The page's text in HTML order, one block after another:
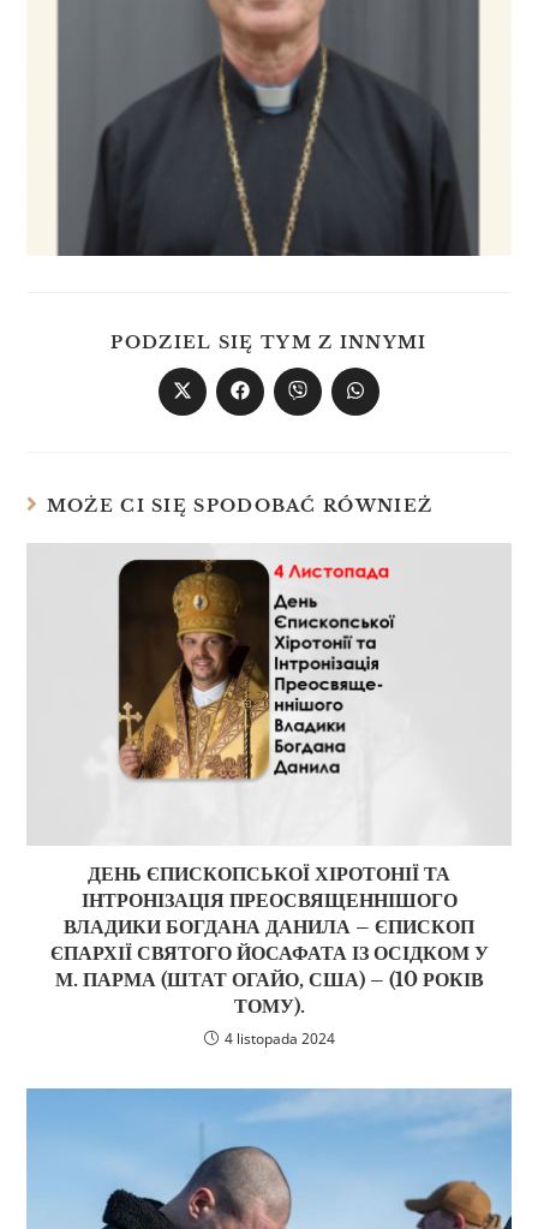
PODZIEL SIĘ TYM Z INNYMI
MOŻE CI SIĘ SPODOBAĆ RÓWNIEŻ
ДЕНЬ ЄПИСКОПСЬКОЇ ХІРОТОНІЇ ТА
ІНТРОНІЗАЦІЯ ПРЕОСВЯЩЕННІШОГО
ВЛАДИКИ БОГДАНА ДАНИЛА – ЄПИСКОП
ЄПАРХІЇ СВЯТОГО ЙОСАФАТА ІЗ ОСІДКОМ У
М. ПАРМА (ШТАТ ОГАЙО, США) – (10 РОКІВ
ТОМУ).
4 listopada 2024